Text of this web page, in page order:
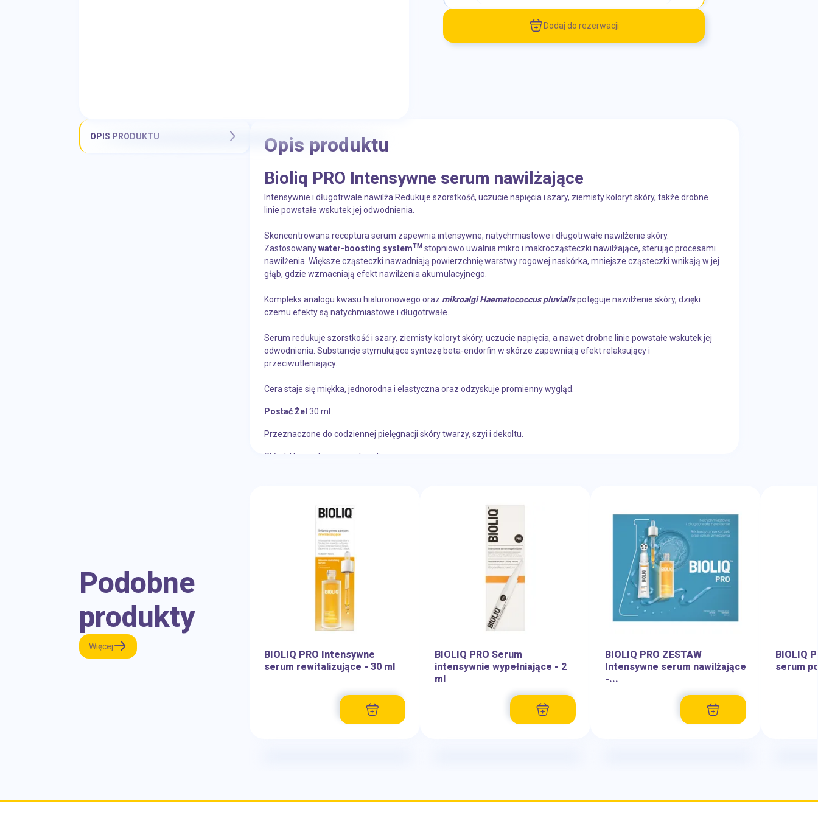
Dodaj do rezerwacji
OPIS PRODUKTU Opis produktu
Bioliq PRO Intensywne serum nawilżające
Intensywnie i długotrwale nawilża.Redukuje szorstkość, uczucie napięcia i szary, ziemisty koloryt skóry, także drobne
linie powstałe wskutek jej odwodnienia.
Skoncentrowana receptura serum zapewnia intensywne, natychmiastowe i długotrwałe nawilżenie skóry.
Zastosowanywater-boosting systemTM stopniowo uwalnia mikro i makrocząsteczki nawilżające, sterując procesami
nawilżenia. Większe cząsteczki nawadniają powierzchnię warstwy rogowej naskórka, mniejsze cząsteczki wnikają w jej
głąb, gdzie wzmacniają efekt nawilżenia akumulacyjnego.
Kompleks analogu kwasu hialuronowego oraz mikroalgi Haematococcus pluvialispotęguje nawilżenie skóry, dzięki
czemu efekty są natychmiastowe i długotrwałe.
Serum redukuje szorstkość i szary, ziemisty koloryt skóry, uczucie napięcia, a nawet drobne linie powstałe wskutek jej
odwodnienia. Substancje stymulujące syntezę beta-endorfin w skórze zapewniają efekt relaksujący i
przeciwutleniający.
Cera staje się miękka, jednorodna i elastyczna oraz odzyskuje promienny wygląd.
PostaćŻel 30 ml
Przeznaczone do codziennej pielęgnacji skóry twarzy, szyi i dekoltu.
Skład: Haematococcus pluvialis
Podobne
produkty
Więcej
BIOLIQ PRO Intensywne
serum rewitalizujące - 30 ml
BIOLIQ PRO Serum
intensywnie wypełniające - 2
ml
BIOLIQ PRO ZESTAW
Intensywne serum nawilżające
-...
BIOLIQ
serum